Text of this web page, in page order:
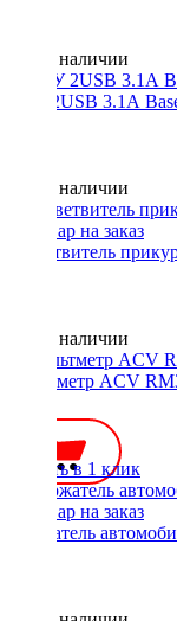
Нет в наличии
АЗУ 2USB 3.1А
Нет в наличии
Разветвитель
Нет в наличии
Вольтметр ACV
Купить в 1 клик
Держатель